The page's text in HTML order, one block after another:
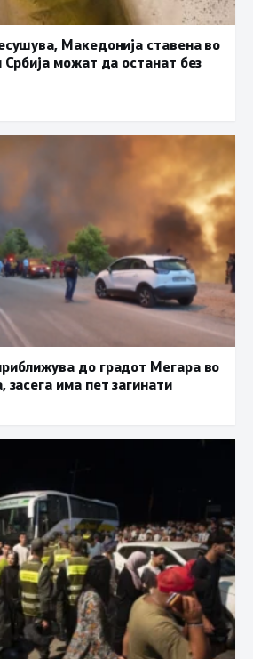
Македонија ставена во
Србија можат да останат без
до градот Мегара во
засега има пет загинати